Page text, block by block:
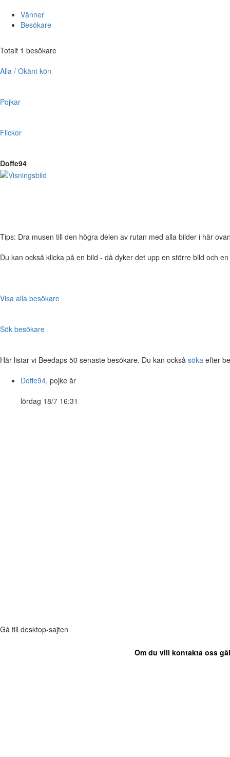
Vänner
Besökare
Totalt 1 besökare
Alla / Okänt kön
Pojkar
Flickor
Doffe94
Tips: Dra musen till den högra delen av rutan med alla bilder i här
Du kan också klicka på en bild - då dyker det upp en större bild och
Visa alla besökare
Sök besökare
Här listar vi Beedaps 50 senaste besökare. Du kan också söka efter
Doffe94, pojke år
lördag 18/7 16:31
Gå till desktop-sajten
Om du vill kontakta oss